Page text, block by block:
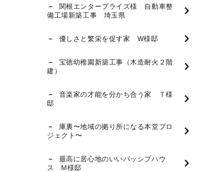
関根エンタープライズ様 自動車整
備工場新築工事 埼玉県
優しさと繁栄を促す家 W様邸
宝徳幼稚園新築工事（木造耐火２階
建）
音楽家の才能を分かち合う家 Ｔ様
邸
庫裏〜地域の拠り所になる本堂プロ
ジェクト〜
最高に居心地のいいパッシブハウ
ス M様邸